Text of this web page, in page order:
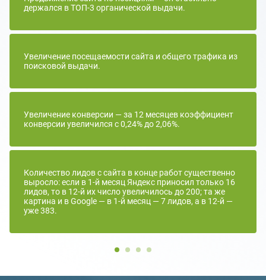
держался в ТОП-3 органической выдачи.
Увеличение посещаемости сайта и общего трафика из
поисковой выдачи.
Увеличение конверсии — за 12 месяцев коэффициент
конверсии увеличился с 0,24% до 2,06%.
Количество лидов с сайта в конце работ существенно
выросло: если в 1-й месяц Яндекс приносил только 16
лидов, то в 12-й их число увеличилось до 200; та же
картина и в Google — в 1-й месяц — 7 лидов, а в 12-й —
уже 383.